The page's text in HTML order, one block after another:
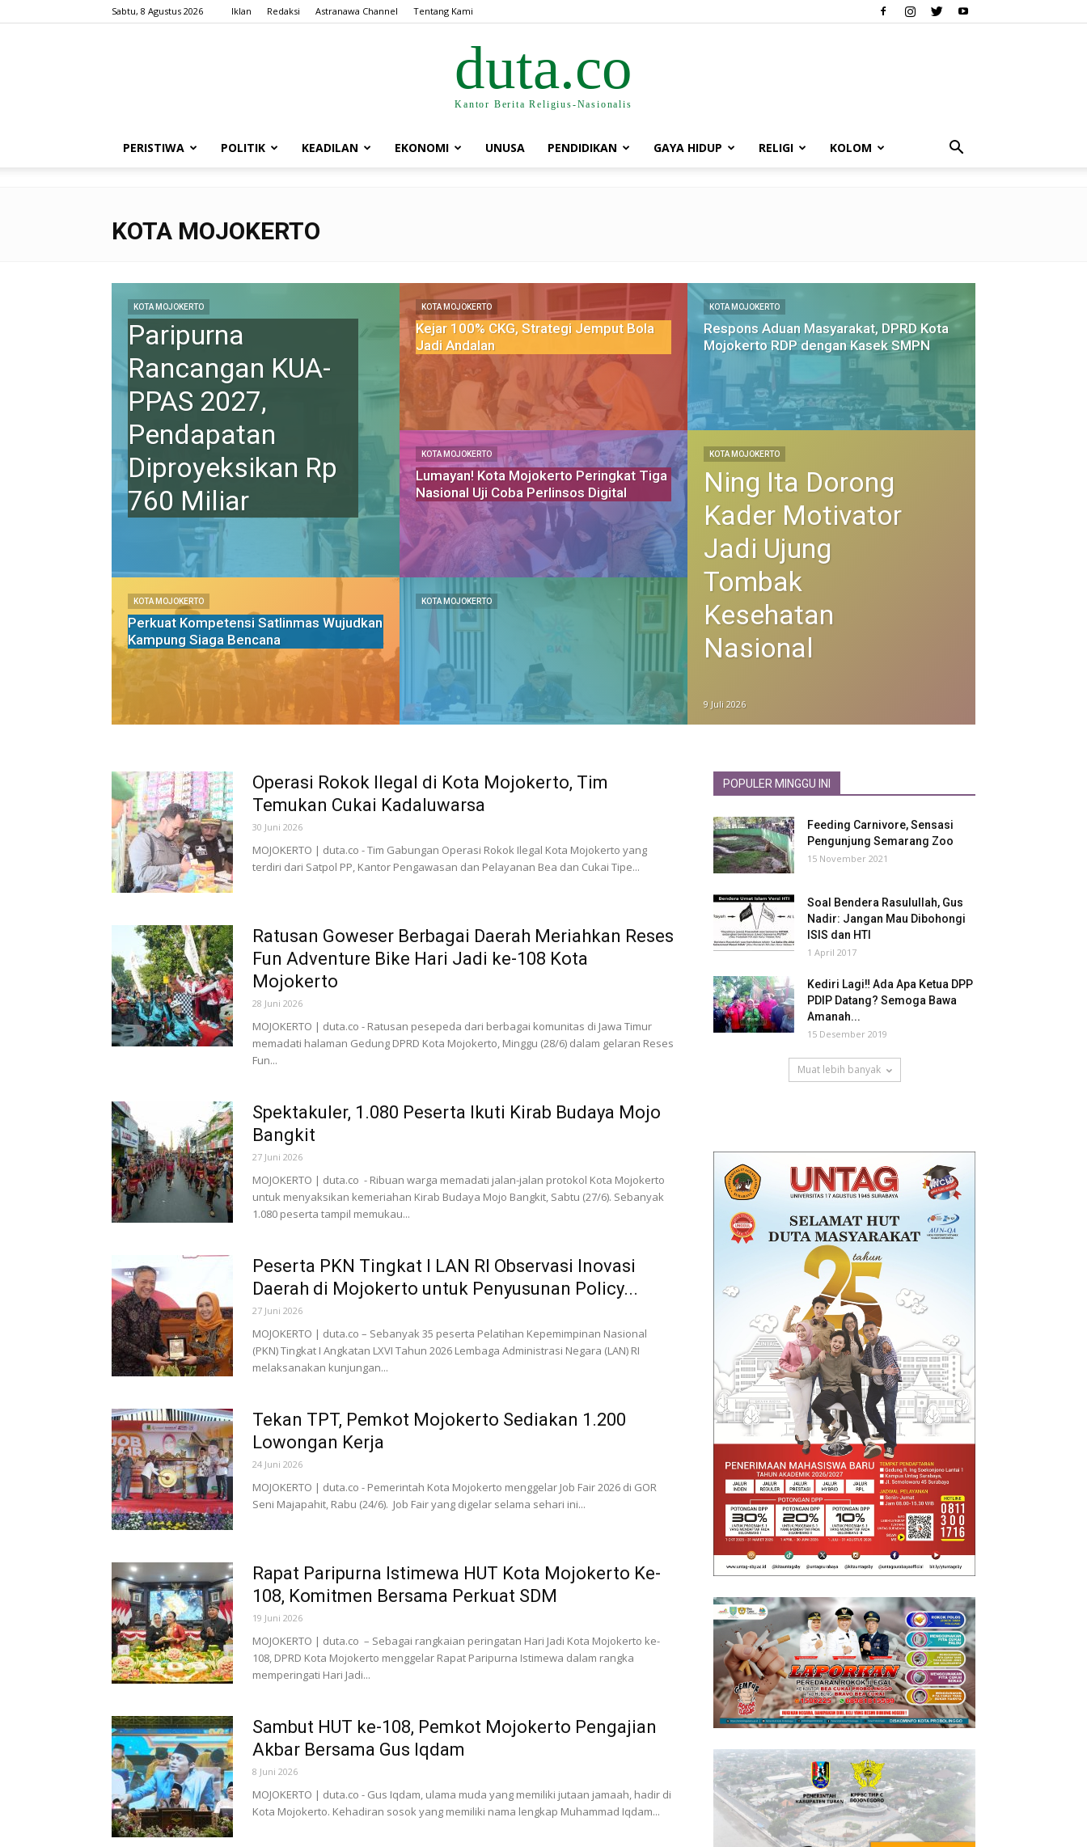
Sabtu, 8 Agustus 2026 Iklan Redaksi Astranawa Channel Tentang Kami
duta.co
Kantor Berita Religius-Nasionalis
PERISTIWA POLITIK KEADILAN EKONOMI UNUSA PENDIDIKAN GAYA HIDUP RELIGI KOLOM
KOTA MOJOKERTO
KOTA MOJOKERTO
Paripurna
Rancangan KUA-
PPAS 2027,
Pendapatan
Diproyeksikan Rp
760 Miliar
KOTA MOJOKERTO
Perkuat Kompetensi Satlinmas Wujudkan
Kampung Siaga Bencana
KOTA MOJOKERTO
Kejar 100% CKG, Strategi Jemput Bola
Jadi Andalan
KOTA MOJOKERTO
Lumayan! Kota Mojokerto Peringkat Tiga
Nasional Uji Coba Perlinsos Digital
KOTA MOJOKERTO
KOTA MOJOKERTO
Respons Aduan Masyarakat, DPRD Kota
Mojokerto RDP dengan Kasek SMPN
KOTA MOJOKERTO
Ning Ita Dorong
Kader Motivator
Jadi Ujung
Tombak
Kesehatan
Nasional
9 Juli 2026
Operasi Rokok Ilegal di Kota Mojokerto, Tim
Temukan Cukai Kadaluwarsa
30 Juni 2026
MOJOKERTO | duta.co - Tim Gabungan Operasi Rokok Ilegal Kota Mojokerto yang
terdiri dari Satpol PP, Kantor Pengawasan dan Pelayanan Bea dan Cukai Tipe...
Ratusan Goweser Berbagai Daerah Meriahkan Reses
Fun Adventure Bike Hari Jadi ke-108 Kota
Mojokerto
28 Juni 2026
MOJOKERTO | duta.co - Ratusan pesepeda dari berbagai komunitas di Jawa Timur
memadati halaman Gedung DPRD Kota Mojokerto, Minggu (28/6) dalam gelaran Reses
Fun...
Spektakuler, 1.080 Peserta Ikuti Kirab Budaya Mojo
Bangkit
27 Juni 2026
MOJOKERTO | duta.co - Ribuan warga memadati jalan-jalan protokol Kota Mojokerto
untuk menyaksikan kemeriahan Kirab Budaya Mojo Bangkit, Sabtu (27/6). Sebanyak
1.080 peserta tampil memukau...
Peserta PKN Tingkat I LAN RI Observasi Inovasi
Daerah di Mojokerto untuk Penyusunan Policy...
27 Juni 2026
MOJOKERTO | duta.co – Sebanyak 35 peserta Pelatihan Kepemimpinan Nasional
(PKN) Tingkat I Angkatan LXVI Tahun 2026 Lembaga Administrasi Negara (LAN) RI
melaksanakan kunjungan...
Tekan TPT, Pemkot Mojokerto Sediakan 1.200
Lowongan Kerja
24 Juni 2026
MOJOKERTO | duta.co - Pemerintah Kota Mojokerto menggelar Job Fair 2026 di GOR
Seni Majapahit, Rabu (24/6). Job Fair yang digelar selama sehari ini...
Rapat Paripurna Istimewa HUT Kota Mojokerto Ke-
108, Komitmen Bersama Perkuat SDM
19 Juni 2026
MOJOKERTO | duta.co – Sebagai rangkaian peringatan Hari Jadi Kota Mojokerto ke-
108, DPRD Kota Mojokerto menggelar Rapat Paripurna Istimewa dalam rangka
memperingati Hari Jadi...
Sambut HUT ke-108, Pemkot Mojokerto Pengajian
Akbar Bersama Gus Iqdam
8 Juni 2026
MOJOKERTO | duta.co - Gus Iqdam, ulama muda yang memiliki jutaan jamaah, hadir di
Kota Mojokerto. Kehadiran sosok yang memiliki nama lengkap Muhammad Iqdam...
POPULER MINGGU INI
Feeding Carnivore, Sensasi
Pengunjung Semarang Zoo
15 November 2021
Soal Bendera Rasulullah, Gus
Nadir: Jangan Mau Dibohongi
ISIS dan HTI
1 April 2017
Kediri Lagi‼ Ada Apa Ketua DPP
PDIP Datang? Semoga Bawa
Amanah...
15 Desember 2019
Muat lebih banyak